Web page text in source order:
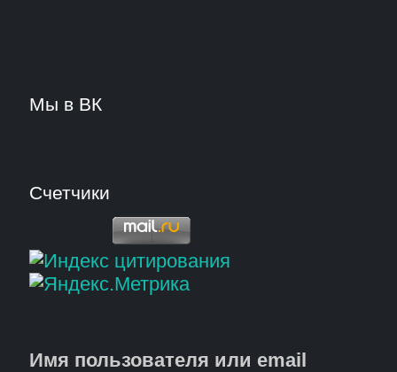
Мы в ВК
Счетчики
Имя пользователя или email